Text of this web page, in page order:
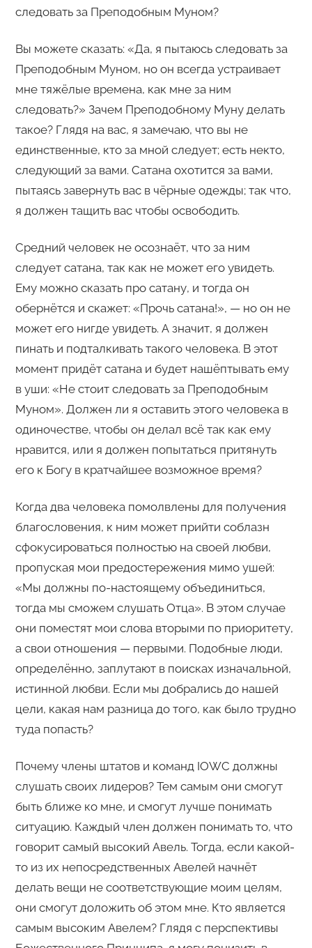
следовать за Преподобным Муном?
Вы можете сказать: «Да, я пытаюсь следовать за
Преподобным Муном, но он всегда устраивает
мне тяжёлые времена, как мне за ним
следовать?» Зачем Преподобному Муну делать
такое? Глядя на вас, я замечаю, что вы не
единственные, кто за мной следует; есть некто,
следующий за вами. Сатана охотится за вами,
пытаясь завернуть вас в чёрные одежды; так что,
я должен тащить вас чтобы освободить.
Средний человек не осознаёт, что за ним
следует сатана, так как не может его увидеть.
Ему можно сказать про сатану, и тогда он
обернётся и скажет: «Прочь сатана!», — но он не
может его нигде увидеть. А значит, я должен
пинать и подталкивать такого человека. В этот
момент придёт сатана и будет нашёптывать ему
в уши: «Не стоит следовать за Преподобным
Муном». Должен ли я оставить этого человека в
одиночестве, чтобы он делал всё так как ему
нравится, или я должен попытаться притянуть
его к Богу в кратчайшее возможное время?
Когда два человека помолвлены для получения
благословения, к ним может прийти соблазн
сфокусироваться полностью на своей любви,
пропуская мои предостережения мимо ушей:
«Мы должны по-настоящему объединиться,
тогда мы сможем слушать Отца». В этом случае
они поместят мои слова вторыми по приоритету,
а свои отношения — первыми. Подобные люди,
определённо, заплутают в поисках изначальной,
истинной любви. Если мы добрались до нашей
цели, какая нам разница до того, как было трудно
туда попасть?
Почему члены штатов и команд IOWC должны
слушать своих лидеров? Тем самым они смогут
быть ближе ко мне, и смогут лучше понимать
ситуацию. Каждый член должен понимать то, что
говорит самый высокий Авель. Тогда, если какой-
то из их непосредственных Авелей начнёт
делать вещи не соответствующие моим целям,
они смогут доложить об этом мне. Кто является
самым высоким Авелем? Глядя с перспективы